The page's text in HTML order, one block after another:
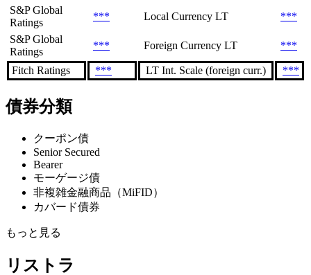
S&P Global
Ratings
*** Local Currency LT
***
S&P Global
Ratings
*** Foreign Currency LT ***
Fitch Ratings *** LT Int. Scale (foreign curr.) ***
債券分類
クーポン債
Senior Secured
Bearer
モーゲージ債
非複雑金融商品（MiFID）
カバード債券
もっと見る
リストラ